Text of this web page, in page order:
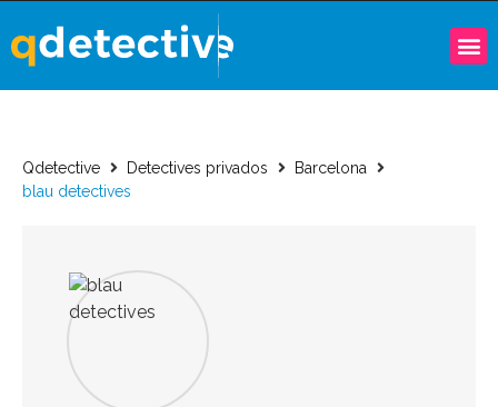
Qdetective Detectives privados
Barcelona
blau detectives